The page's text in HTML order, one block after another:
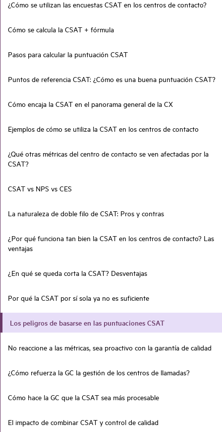
¿Cómo se utilizan las encuestas CSAT en los centros de contacto?
Cómo se calcula la CSAT + fórmula
Pasos para calcular la puntuación CSAT
Puntos de referencia CSAT: ¿Cómo es una buena puntuación CSAT?
Cómo encaja la CSAT en el panorama general de la CX
Ejemplos de cómo se utiliza la CSAT en los centros de contacto
¿Qué otras métricas del centro de contacto se ven afectadas por la
CSAT?
CSAT vs NPS vs CES
La naturaleza de doble filo de CSAT: Pros y contras
¿Por qué funciona tan bien la CSAT en los centros de contacto? Las
ventajas
¿En qué se queda corta la CSAT? Desventajas
Por qué la CSAT por sí sola ya no es suficiente
Los peligros de basarse en las puntuaciones CSAT
No reaccione a las métricas, sea proactivo con la garantía de calidad
¿Cómo refuerza la GC la gestión de los centros de llamadas?
Cómo hace la GC que la CSAT sea más procesable
El impacto de combinar CSAT y control de calidad